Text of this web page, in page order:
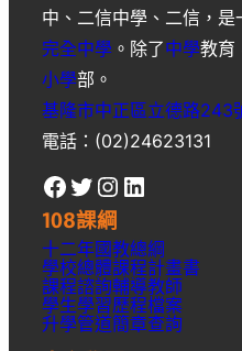
中 、 二信中學 、 二信 ，
完全中學 。除了中學教育
小學部。
基隆市中正區立德路243
電話：(02)24623131
Facebook Twitter Instagram LinkedIn
108課綱
十二年國教總綱
學校總體課程計畫書
課程諮詢輔導教師
學生學習歷程檔案
升學管道簡章查詢